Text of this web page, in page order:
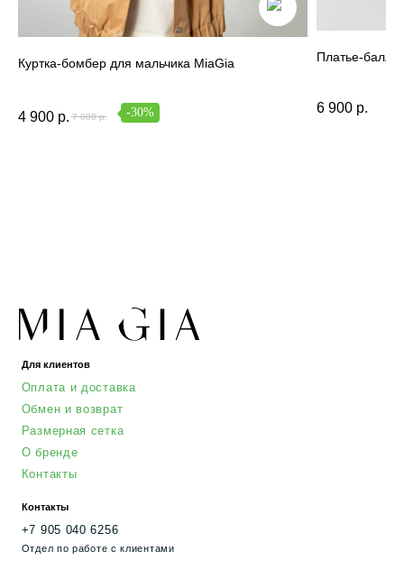
Куртка-бомбер для мальчика MiaGia
4 900 р. 7 000 р. -30%
Платье-
6 900 р.